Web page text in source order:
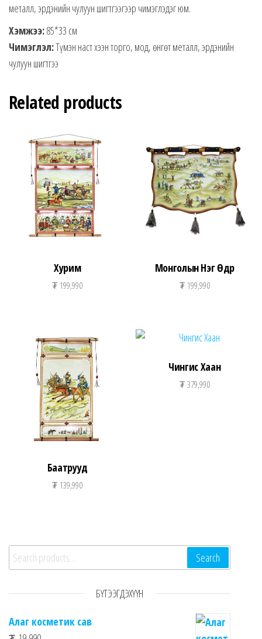
металл, эрдэнийн чулуун шигтгээгээр чимэглэдэг юм.
Хэмжээ:85*33 см
Чимэглэл:Түмэн наст хээн торго, мод, өнгөт металл, эрдэнийн
чулуун шигтгээ
Related products
Хурим
₮ 199,990
Монголын Нэг Өдөр
₮199,990
Баатрууд
₮ 139,990
Чингис Хаан
₮379,990
Search for: Search
БҮТЭЭГДЭХҮҮН
Алаг косметик сав